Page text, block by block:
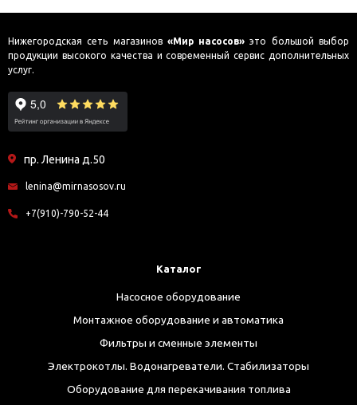
Нижегородская сеть магазинов «Мир насосов» это большой выбор
продукции высокого качества и современный сервис дополнительных
услуг.
пр. Ленина д.50
lenina@mirnasosov.ru
+7(910)-790-52-44
Каталог
Насосное оборудование
Монтажное оборудование и автоматика
Фильтры и сменные элементы
Электрокотлы. Водонагреватели. Стабилизаторы
Оборудование для перекачивания топлива